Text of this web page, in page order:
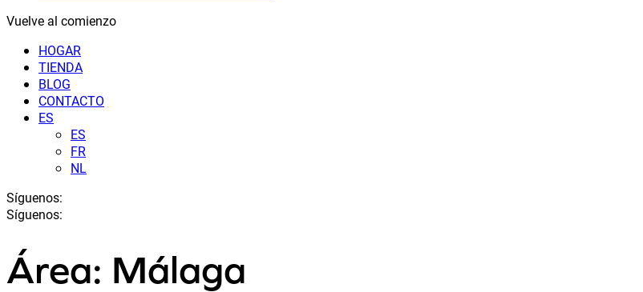
Vuelve al comienzo
HOGAR
TIENDA
BLOG
CONTACTO
ES
ES
FR
NL
Síguenos:
Síguenos:
Área: Málaga